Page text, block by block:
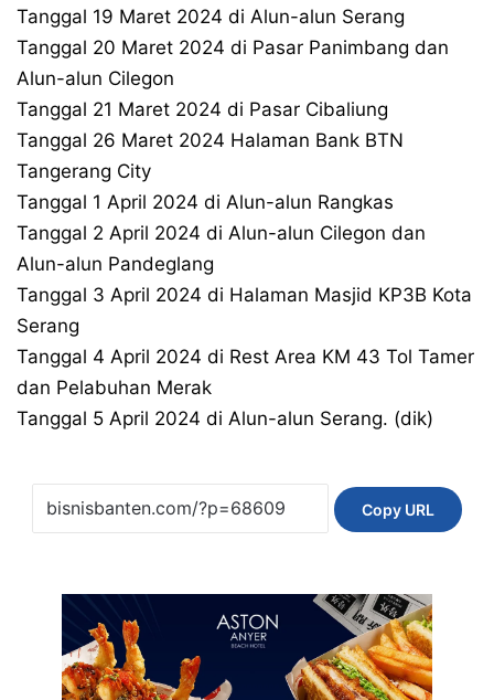
Tanggal 19 Maret 2024 di Alun-alun Serang
Tanggal 20 Maret 2024 di Pasar Panimbang dan
Alun-alun Cilegon
Tanggal 21 Maret 2024 di Pasar Cibaliung
Tanggal 26 Maret 2024 Halaman Bank BTN
Tangerang City
Tanggal 1 April 2024 di Alun-alun Rangkas
Tanggal 2 April 2024 di Alun-alun Cilegon dan
Alun-alun Pandeglang
Tanggal 3 April 2024 di Halaman Masjid KP3B Kota
Serang
Tanggal 4 April 2024 di Rest Area KM 43 Tol Tamer
dan Pelabuhan Merak
Tanggal 5 April 2024 di Alun-alun Serang. (dik)
Copy URL